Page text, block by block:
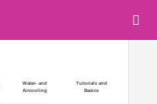
Water- and
Aircooling
Tutorials and
Basics